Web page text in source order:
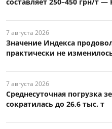
7 августа 2026
Значение Индекса
практически не
7 августа 2026
Среднесуточная погрузка
сократилась до 26,6 тыс. т